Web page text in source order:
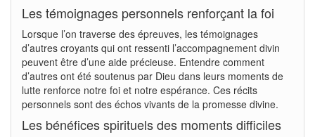
Les témoignages personnels renforçant la foi
Lorsque l’on traverse des épreuves, les témoignages
d’autres croyants qui ont ressenti l’accompagnement divin
peuvent être d’une aide précieuse. Entendre comment
d’autres ont été soutenus par Dieu dans leurs moments de
lutte renforce notre foi et notre espérance. Ces récits
personnels sont des échos vivants de la promesse divine.
Les bénéfices spirituels des moments difficiles